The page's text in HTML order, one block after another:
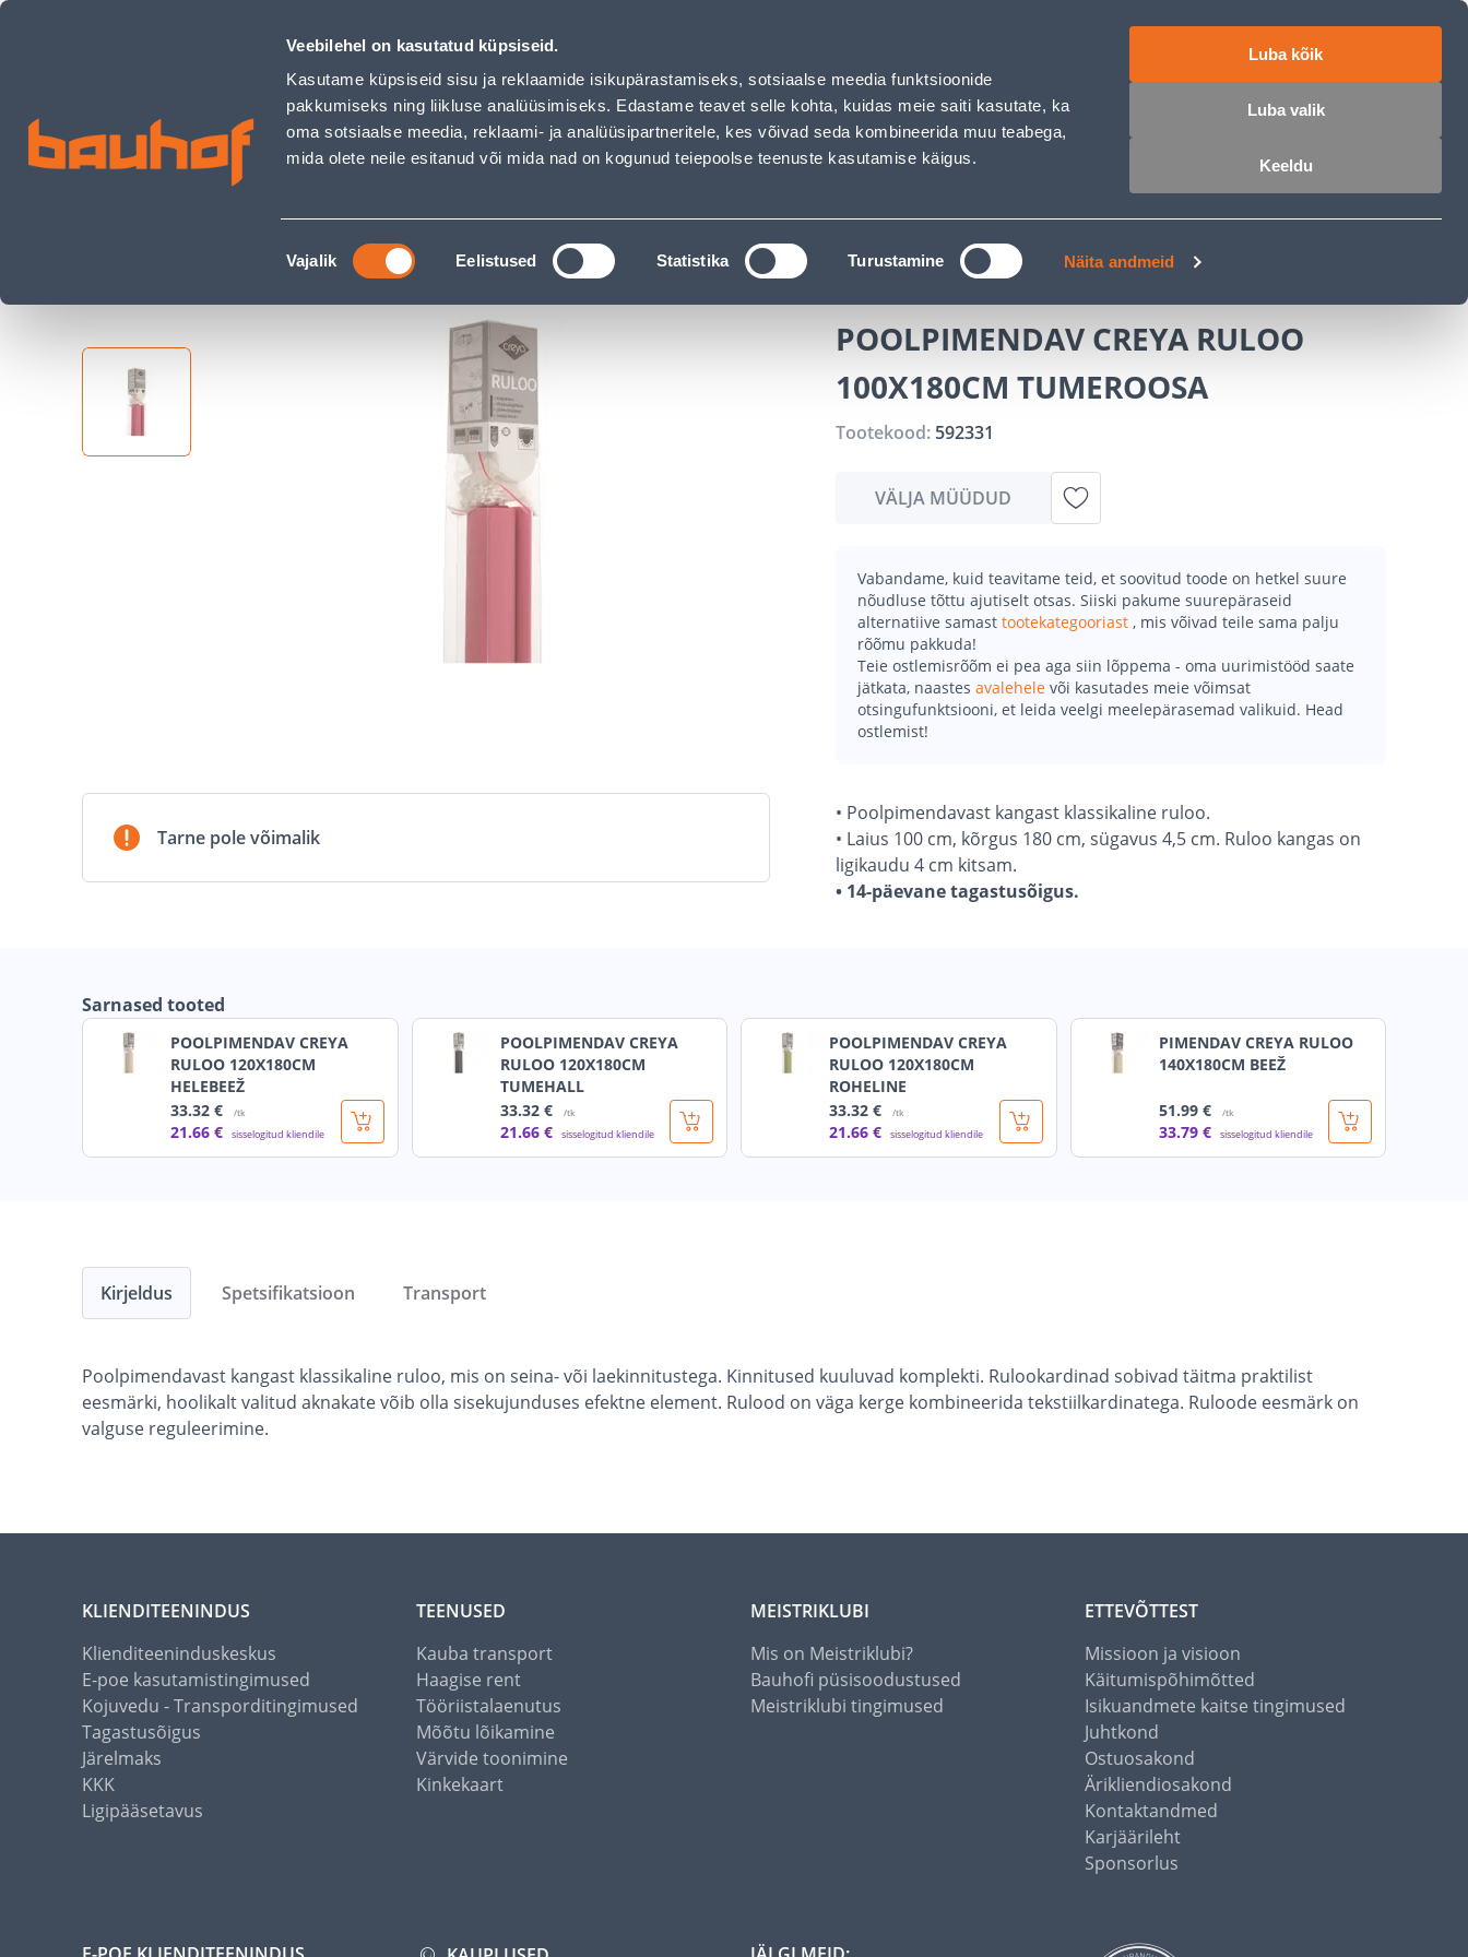
Veebilehel on kasutatud küpsiseid.
Kasutame küpsiseid sisu ja reklaamide isikupärastamiseks, sotsiaalse meedia funktsioonide
pakkumiseks ning liikluse analüüsimiseks. Edastame teavet selle kohta, kuidas meie saiti kasutate, ka
oma sotsiaalse meedia, reklaami- ja analüüsipartneritele, kes võivad seda kombineerida muu teabega,
mida olete neile esitanud või mida nad on kogunud teiepoolse teenuste kasutamise käigus.
Nõusoleku
valik
Vajalik Eelistused Statistika Turustamine Näita andmeid
Luba kõik
Luba valik
Keeldu
POOLPIMENDAV CREYA RULOO 100X180CM TUMEROOSA - Bauhof has loaded ETRUEN
OTSI Logi sisse Ostukorv
TOOTED MEISTRIKLUBI BLOGI
Kodu ja sisustus Kardinapuud ja aknakatted Rulood POOLPIMENDAV CREYA RULOO 100X180CM TUMEROOSA
Tarne pole võimalik
POOLPIMENDAV CREYA RULOO
100X180CM TUMEROOSA
Tootekood: 592331
VÄLJA MÜÜDUD
Vabandame, kuid teavitame teid, et soovitud toode on hetkel suure
nõudluse tõttu ajutiselt otsas. Siiski pakume suurepäraseid
alternatiive samast tootekategooriast , mis võivad teile sama palju
rõõmu pakkuda!
Teie ostlemisrõõm ei pea aga siin lõppema - oma uurimistööd saate
jätkata, naastes avalehele või kasutades meie võimsat
otsingufunktsiooni, et leida veelgi meelepärasemad valikuid. Head
ostlemist!
• Poolpimendavast kangast klassikaline ruloo.
• Laius 100 cm, kõrgus 180 cm, sügavus 4,5 cm. Ruloo kangas on
ligikaudu 4 cm kitsam.
• 14-päevane tagastusõigus.
Sarnased tooted
POOLPIMENDAV CREYA
RULOO 120X180CM
HELEBEEŽ
33.32 € /tk
21.66 € sisselogitud kliendile
POOLPIMENDAV CREYA
RULOO 120X180CM
TUMEHALL
33.32 € /tk
21.66 € sisselogitud kliendile
POOLPIMENDAV CREYA
RULOO 120X180CM
ROHELINE
33.32 € /tk
21.66 € sisselogitud kliendile
PIMENDAV CREYA RULOO
140X180CM BEEŽ
51.99 € /tk
33.79 € sisselogitud kliendile
Kirjeldus
Poolpimendavast kangast klassikaline ruloo, mis on seina- või laekinnitustega. Kinnitused kuuluvad komplekti. Rulookardinad sobivad täitma praktilist
eesmärki, hoolikalt valitud aknakate võib olla sisekujunduses efektne element. Rulood on väga kerge kombineerida tekstiilkardinatega. Ruloode eesmärk on
valguse reguleerimine.
Spetsifikatsioon Transport
KLIENDITEENINDUS
Klienditeeninduskeskus
E-poe kasutamistingimused
Kojuvedu - Transporditingimused
Tagastusõigus
Järelmaks
KKK
Ligipääsetavus
TEENUSED
Kauba transport
Haagise rent
Tööriistalaenutus
Mõõtu lõikamine
Värvide toonimine
Kinkekaart
MEISTRIKLUBI
Mis on Meistriklubi?
Bauhofi püsisoodustused
Meistriklubi tingimused
ETTEVÕTTEST
Missioon ja visioon
Käitumispõhimõtted
Isikuandmete kaitse tingimused
Juhtkond
Ostuosakond
Ärikliendiosakond
Kontaktandmed
Karjäärileht
Sponsorlus